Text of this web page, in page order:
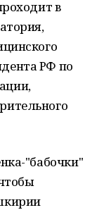
в
РФ по
"бабочки"